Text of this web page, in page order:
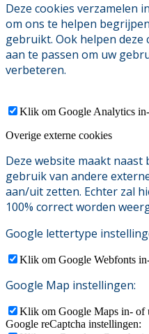
Deze cookies verzamelen
om ons te helpen
gebruikt. Ook helpen deze
aan te passen om uw
verbeteren.
Klik om Google Analytics
Overige externe cookies
Deze website maakt naast
gebruik van andere
aan/uit zetten. Echter zal
100% correct worden
Google lettertype
Klik om Google Webfonts
Google Map instellingen:
Klik om Google Maps in- of
Google reCaptcha instellingen: